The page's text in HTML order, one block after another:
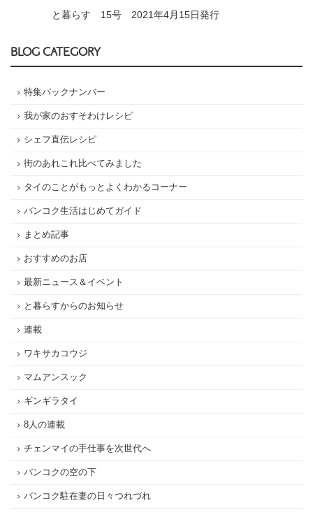
と暮らす 15号 2021年4月15日発行
BLOG CATEGORY
特集バックナンバー
我が家のおすそわけレシピ
シェフ直伝レシピ
街のあれこれ比べてみました
タイのことがもっとよくわかるコーナー
バンコク生活はじめてガイド
まとめ記事
おすすめのお店
最新ニュース＆イベント
と暮らすからのお知らせ
連載
ワキサカコウジ
マムアンスック
ギンギラタイ
8人の連載
チェンマイの手仕事を次世代へ
バンコクの空の下
バンコク駐在妻の日々つれづれ